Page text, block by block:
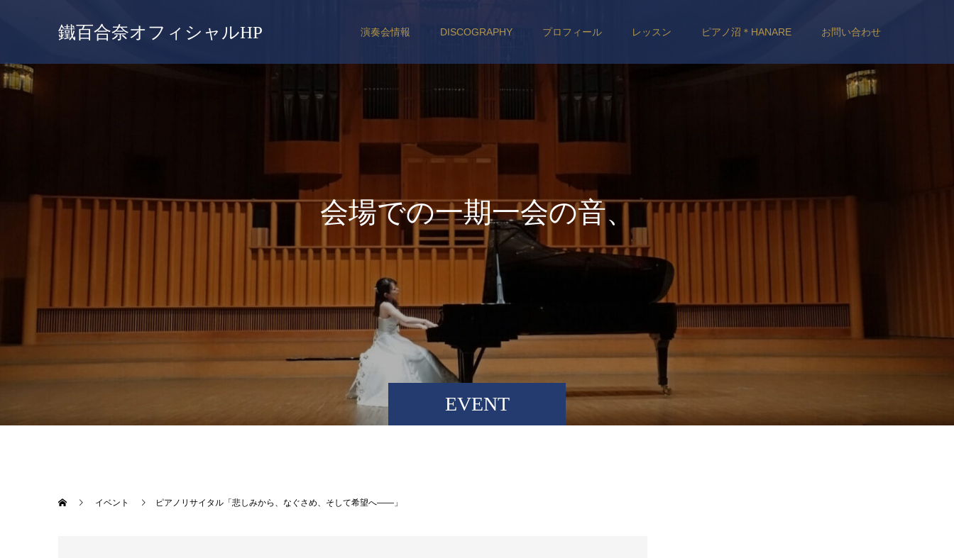
鐵百合奈オフィシャルHP 演奏会情報 DISCOGRAPHY プロフィール レッスン ピアノ沼＊HANARE お問い合わせ
EVENT
会場での一期一会の音、
聴衆の皆さまと
イベント ピアノリサイタル「悲しみから、なぐさめ、そして希望へ――」